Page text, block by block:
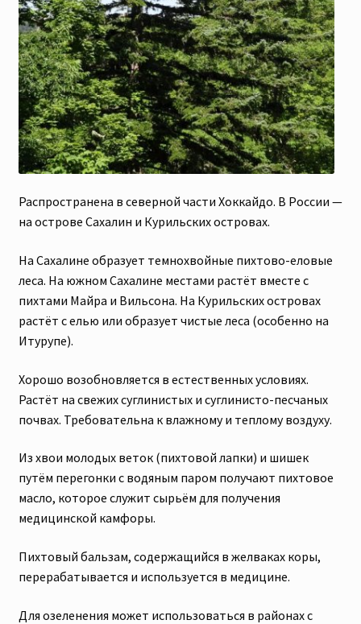
Распространена в северной части Хоккайдо. В России —
на острове Сахалин и Курильских островах.
На Сахалине образует темнохвойные пихтово-еловые
леса. На южном Сахалине местами растёт вместе с
пихтами Майра и Вильсона. На Курильских островах
растёт с елью или образует чистые леса (особенно на
Итурупе).
Хорошо возобновляется в естественных условиях.
Растёт на свежих суглинистых и суглинисто-песчаных
почвах. Требовательна к влажному и теплому воздуху.
Из хвои молодых веток (пихтовой лапки) и шишек
путём перегонки с водяным паром получают пихтовое
масло, которое служит сырьём для получения
медицинской камфоры.
Пихтовый бальзам, содержащийся в желваках коры,
перерабатывается и используется в медицине.
Для озеленения может использоваться в районах с